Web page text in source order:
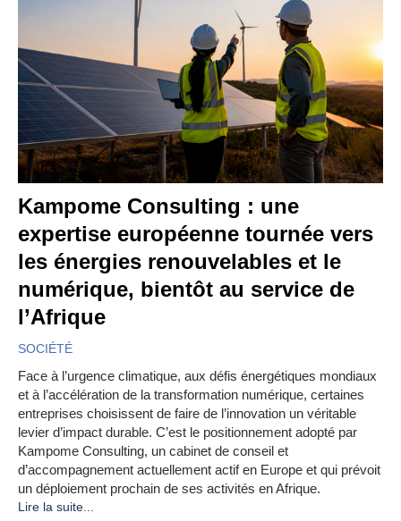
Kampome Consulting : une
expertise européenne tournée vers
les énergies renouvelables et le
numérique, bientôt au service de
l’Afrique
SOCIÉTÉ
Face à l’urgence climatique, aux défis énergétiques mondiaux
et à l’accélération de la transformation numérique, certaines
entreprises choisissent de faire de l’innovation un véritable
levier d’impact durable. C’est le positionnement adopté par
Kampome Consulting, un cabinet de conseil et
d’accompagnement actuellement actif en Europe et qui prévoit
un déploiement prochain de ses activités en Afrique.
Lire la suite...